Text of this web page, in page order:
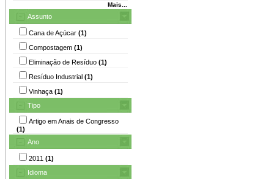
Mais...
Assunto
Cana de Açúcar (1)
Compostagem (1)
Eliminação de Resíduo (1)
Resíduo Industrial (1)
Vinhaça (1)
Tipo
Artigo em Anais de Congresso
(1)
Ano
2011 (1)
Idioma